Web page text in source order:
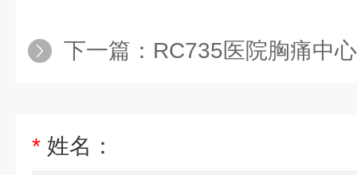
下一篇： RC735医院胸痛中
* 姓名：